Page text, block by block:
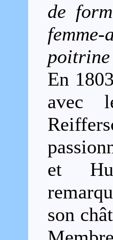
de
poitrine
En
avec
et
son